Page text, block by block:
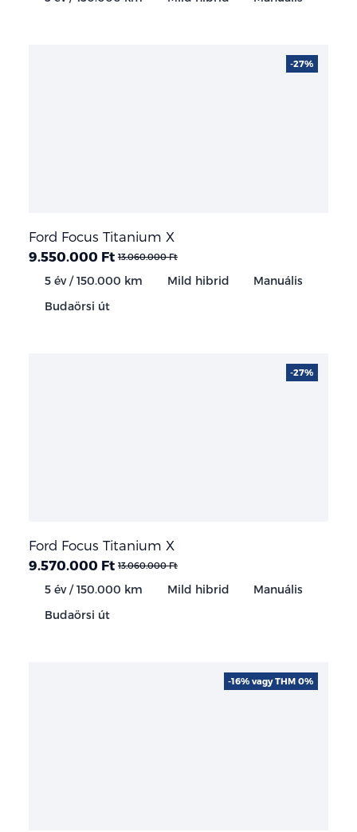
Ford Focus Titanium X
9.550.000 Ft 13.060.000 Ft
5 év / 150.000 km Mild hibrid
Manuális
Budaörsi út
-27%
Ford Focus Titanium X
9.570.000 Ft 13.060.000 Ft
5 év / 150.000 km Mild hibrid
Manuális
Budaörsi út
-27%
-16% vagy THM 0%